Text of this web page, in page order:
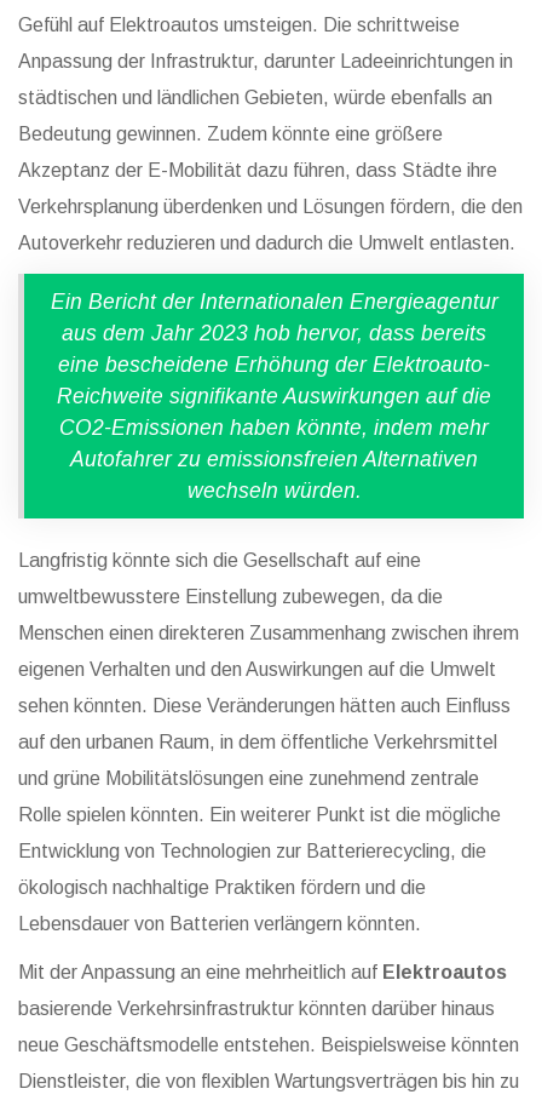
Gefühl auf Elektroautos umsteigen. Die schrittweise
Anpassung der Infrastruktur, darunter Ladeeinrichtungen in
städtischen und ländlichen Gebieten, würde ebenfalls an
Bedeutung gewinnen. Zudem könnte eine größere
Akzeptanz der E-Mobilität dazu führen, dass Städte ihre
Verkehrsplanung überdenken und Lösungen fördern, die den
Autoverkehr reduzieren und dadurch die Umwelt entlasten.
Ein Bericht der Internationalen Energieagentur
aus dem Jahr 2023 hob hervor, dass bereits
eine bescheidene Erhöhung der Elektroauto-
Reichweite signifikante Auswirkungen auf die
CO2-Emissionen haben könnte, indem mehr
Autofahrer zu emissionsfreien Alternativen
wechseln würden.
Langfristig könnte sich die Gesellschaft auf eine
umweltbewusstere Einstellung zubewegen, da die
Menschen einen direkteren Zusammenhang zwischen ihrem
eigenen Verhalten und den Auswirkungen auf die Umwelt
sehen könnten. Diese Veränderungen hätten auch Einfluss
auf den urbanen Raum, in dem öffentliche Verkehrsmittel
und grüne Mobilitätslösungen eine zunehmend zentrale
Rolle spielen könnten. Ein weiterer Punkt ist die mögliche
Entwicklung von Technologien zur Batterierecycling, die
ökologisch nachhaltige Praktiken fördern und die
Lebensdauer von Batterien verlängern könnten.
Mit der Anpassung an eine mehrheitlich auf Elektroautos
basierende Verkehrsinfrastruktur könnten darüber hinaus
neue Geschäftsmodelle entstehen. Beispielsweise könnten
Dienstleister, die von flexiblen Wartungsverträgen bis hin zu